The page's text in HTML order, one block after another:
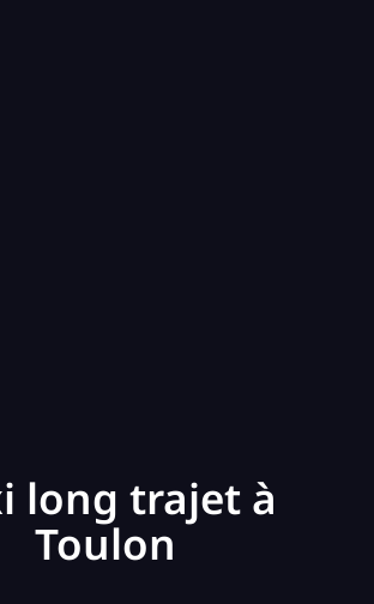
long trajet à
Toulon